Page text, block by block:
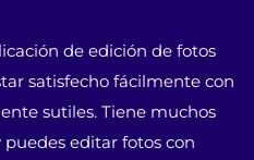
de edición de fotos
satisfecho fácilmente con
sutiles. Tiene muchos
editar fotos con